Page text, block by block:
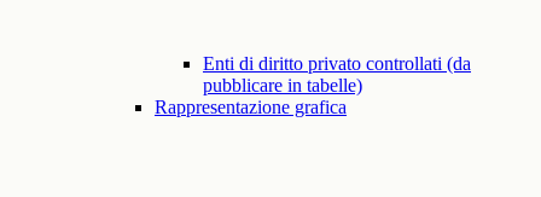
Enti di diritto privato controllati (da
pubblicare in tabelle)
Rappresentazione grafica